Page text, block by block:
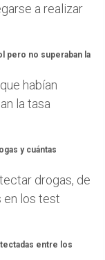
a realizar
pero no superaban la
habían
la tasa
y cuántas
drogas, de
en los test
entre los